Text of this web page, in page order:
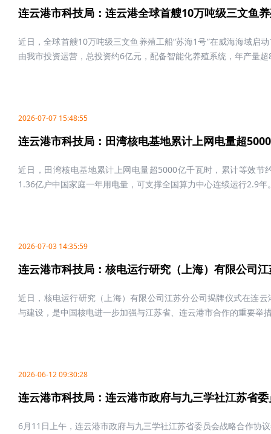
连云港市科技局：连云港全球首艘10万吨级三文鱼
近日，全球首艘10万吨级三文鱼养殖工船“苏海1号”在威海海域启
由我市投资运营，总投资约6亿元，配备智能化养殖系统，年产量
2026-07-07 15:48:55
连云港市科技局：田湾核电基地累计上网电量超
近日，田湾核电基地累计上网电量超5000亿千瓦时，累计等效
1.36亿户中国家庭一年用电量，可支撑全国算力中心连续运行2.9年
2026-07-03 14:35:59
连云港市科技局：核电运行研究（上海）有限公司
近日，核电运行研究（上海）有限公司江苏分公司揭牌仪式在连
与建设，是中国核电进一步加强与江苏省、连云港市合作的重要举
2026-06-12 09:30:28
连云港市科技局：连云港市政府与九三学社江苏省
6月11日上午，连云港市政府与九三学社江苏省委员会战略合作协